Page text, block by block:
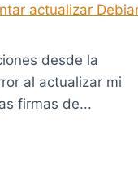
actualizar
desde la
al actualizar mi
firmas de...